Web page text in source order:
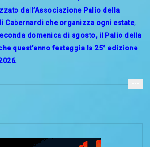
dall’Associazione Palio della
Cabernardi che organizza ogni estate,
domenica di agosto, il Palio della
quest’anno festeggia la 25° edizione